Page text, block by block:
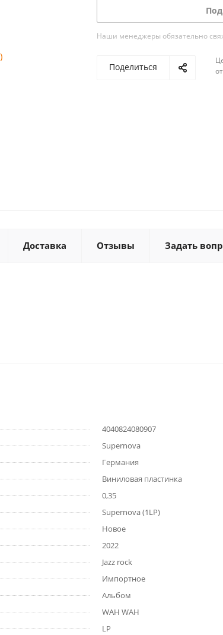
Наши менеджеры обязательно
Поделиться
Доставка Отзывы Задать
4040824080907
Supernova
Германия
Виниловая пластинка
0,35
Supernova (1LP)
Новое
2022
Jazz rock
Импортное
Альбом
WAH WAH
LP